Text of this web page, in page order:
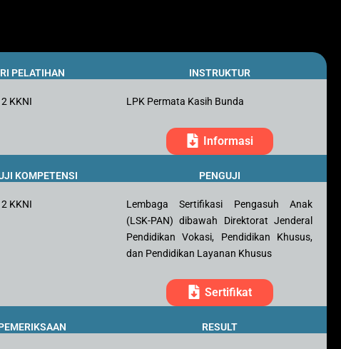
PELATIHAN INSTRUKTUR
KKNI LPK Permata Kasih Bunda
Informasi
KOMPETENSI PENGUJI
KKNI
Lembaga Sertifikasi Pengasuh Anak
(LSK-PAN) dibawah Direktorat Jenderal
Pendidikan Vokasi, Pendidikan Khusus,
dan Pendidikan Layanan Khusus
Sertifikat
RESULT